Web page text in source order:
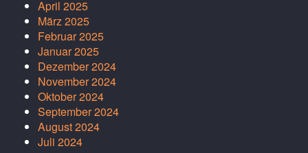
April 2025
März 2025
Februar 2025
Januar 2025
Dezember 2024
November 2024
Oktober 2024
September 2024
August 2024
Juli 2024